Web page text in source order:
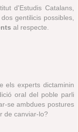
d'Estudis Catalans,
gentilicis possibles,
al respecte.
els experts dictaminin
oral del poble parli
se ambdues postures
de canviar-lo?